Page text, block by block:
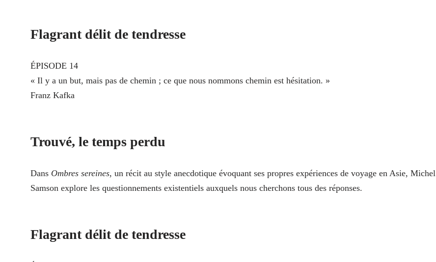
Flagrant délit de tendresse
ÉPISODE 14
« Il y a un but, mais pas de chemin ; ce que nous nommons chemin est hésitation. »
Franz Kafka
Trouvé, le temps perdu
Dans Ombres sereines, un récit au style anecdotique évoquant ses propres expériences de voyage en Asie, Michel
Samson explore les questionnements existentiels auxquels nous cherchons tous des réponses.
Flagrant délit de tendresse